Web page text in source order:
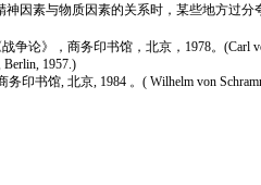
因素与物质因素的关系时，某些地方过分
论》，商务印书馆，北京，1978。(Carl
Berlin, 1957.)
印书馆, 北京, 1984 。( Wilhelm von